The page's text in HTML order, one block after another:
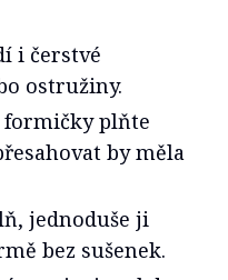
i čerstvé
ostružiny.
formičky plňte
by měla
jednoduše ji
bez sušenek.